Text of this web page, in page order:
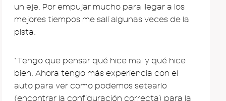
un eje. Por empujar mucho para llegar a los
mejores tiempos me salí algunas veces de la
pista.
“Tengo que pensar qué hice mal y qué hice
bien. Ahora tengo más experiencia con el
auto para ver como podemos setearlo
(encontrar la configuración correcta) para la